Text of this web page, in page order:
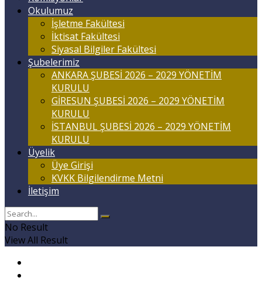
Okulumuz
İşletme Fakültesi
İktisat Fakültesi
Siyasal Bilgiler Fakültesi
Şubelerimiz
ANKARA ŞUBESİ 2026 – 2029 YÖNETİM
KURULU
GİRESUN ŞUBESİ 2026 – 2029 YÖNETİM
KURULU
İSTANBUL ŞUBESİ 2026 – 2029 YÖNETİM
KURULU
Üyelik
Üye Girişi
KVKK Bilgilendirme Metni
İletişim
No Result
View All Result